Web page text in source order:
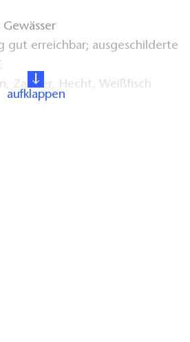
gut erreichbar; ausgeschilderte
Zander, Hecht, Weißfisch
aufklappen